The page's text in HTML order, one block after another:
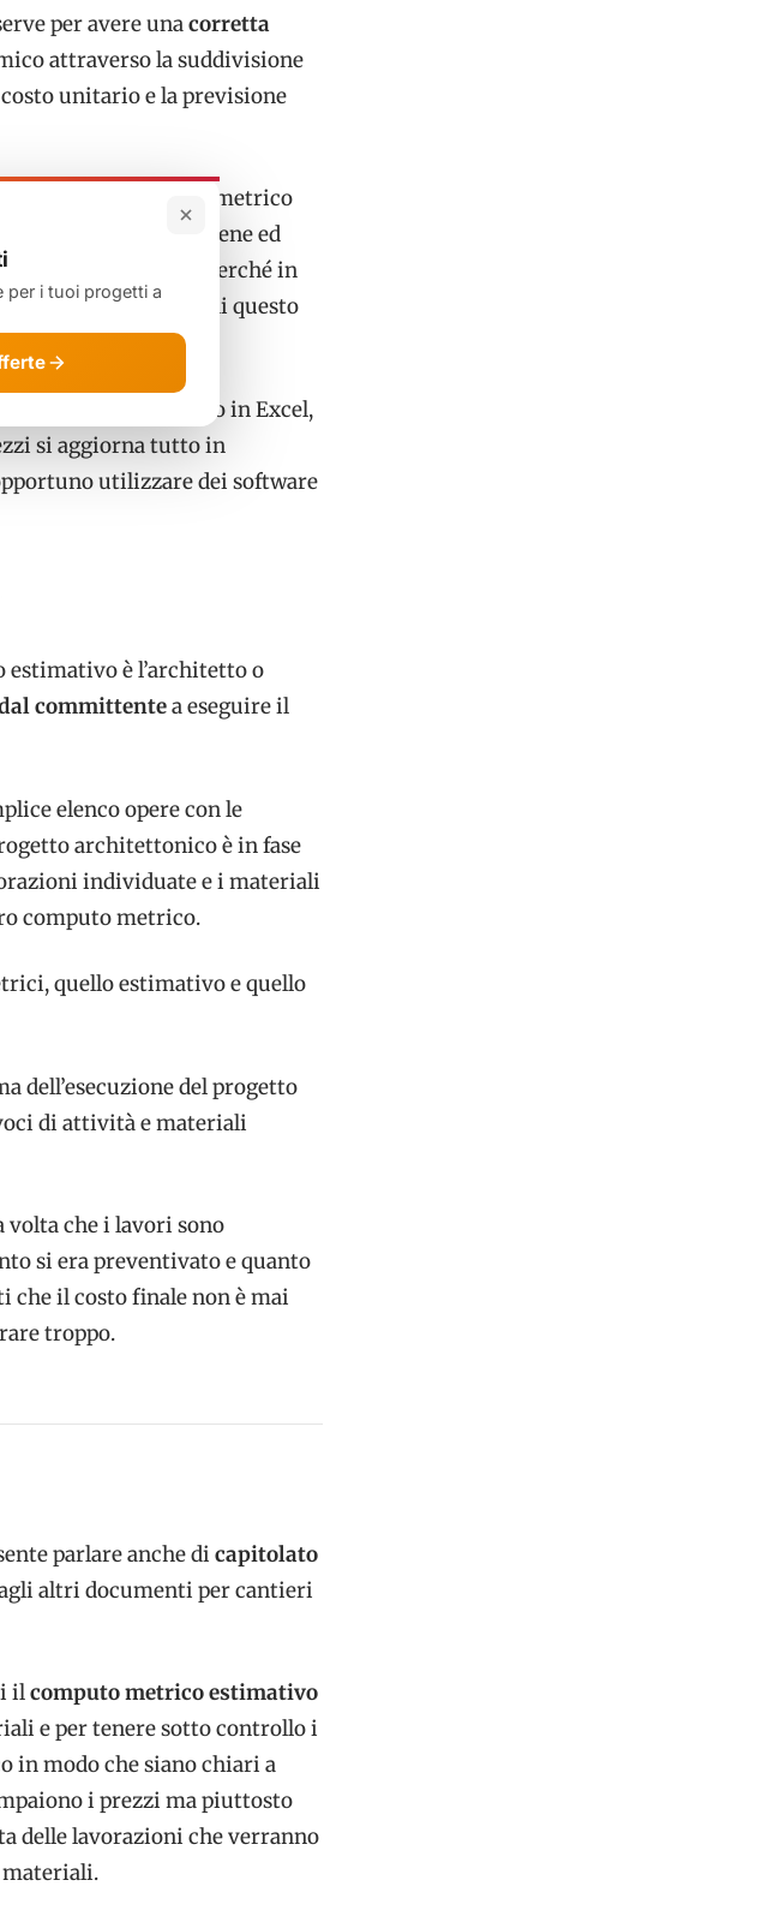
per avere unacorretta
attraverso la suddivisione
unitario e la previsione
e più il computo metrico
importante farlo bene ed
delle quantità perché in
possono avvalersi di questo
in Word o meglio in Excel,
si aggiorna tutto in
utilizzare dei software
estimativo è l’architetto o
committentea eseguire il
elenco opere con le
architettonico è in fase
individuate e i materiali
computo metrico.
quello estimativo e quello
dell’esecuzione del progetto
di attività e materiali
volta che i lavori sono
si era preventivato e quanto
che il costo finale non è mai
troppo.
parlare anche di capitolato
altri documenti per cantieri
ilcomputo metrico estimativo
e per tenere sotto controllo i
in modo che siano chiari a
i prezzi ma piuttosto
delle lavorazioni che verranno
materiali.
per i tuoi progetti a